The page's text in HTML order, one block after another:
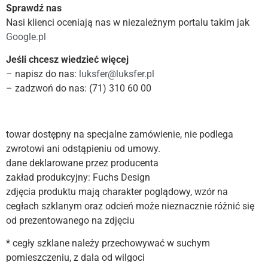
Sprawdź nas
Nasi klienci oceniają nas w niezależnym portalu takim jak
Google.pl
Jeśli chcesz wiedzieć więcej
– napisz do nas: luksfer@luksfer.pl
– zadzwoń do nas: (71) 310 60 00
towar dostępny na specjalne zamówienie, nie podlega
zwrotowi ani odstąpieniu od umowy.
dane deklarowane przez producenta
zakład produkcyjny: Fuchs Design
zdjęcia produktu mają charakter poglądowy, wzór na
cegłach szklanym oraz odcień może nieznacznie różnić się
od prezentowanego na zdjęciu
* cegły szklane należy przechowywać w suchym
pomieszczeniu, z dala od wilgoci